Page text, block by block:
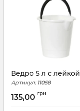
Ведро 5 л с лейкой
Артикул: 11058
135,00 грн